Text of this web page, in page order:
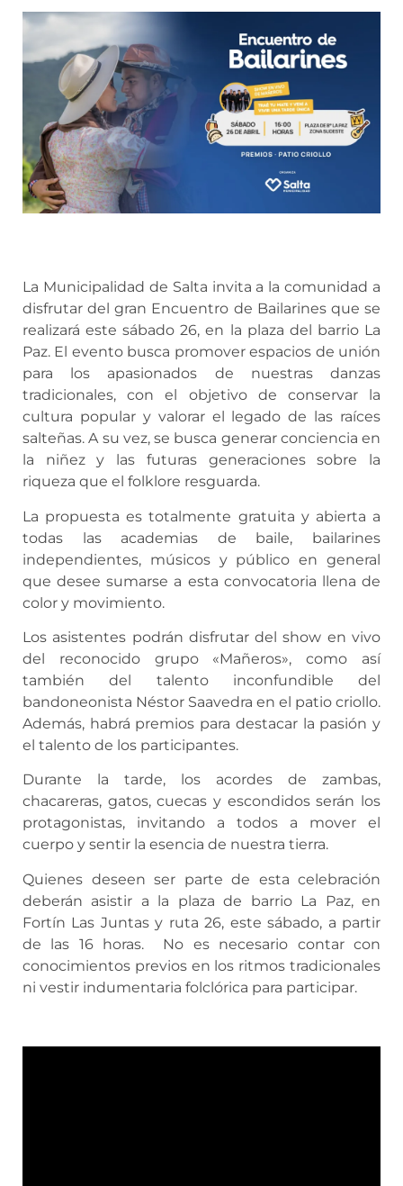
La Municipalidad de Salta invita a la comunidad a
disfrutar del gran Encuentro de Bailarines que se
realizará este sábado 26, en la plaza del barrio La
Paz. El evento busca promover espacios de unión
para los apasionados de nuestras danzas
tradicionales, con el objetivo de conservar la
cultura popular y valorar el legado de las raíces
salteñas. A su vez, se busca generar conciencia en
la niñez y las futuras generaciones sobre la
riqueza que el folklore resguarda.
La propuesta es totalmente gratuita y abierta a
todas las academias de baile, bailarines
independientes, músicos y público en general
que desee sumarse a esta convocatoria llena de
color y movimiento.
Los asistentes podrán disfrutar del show en vivo
del reconocido grupo «Mañeros», como así
también del talento inconfundible del
bandoneonista Néstor Saavedra en el patio criollo.
Además, habrá premios para destacar la pasión y
el talento de los participantes.
Durante la tarde, los acordes de zambas,
chacareras, gatos, cuecas y escondidos serán los
protagonistas, invitando a todos a mover el
cuerpo y sentir la esencia de nuestra tierra.
Quienes deseen ser parte de esta celebración
deberán asistir a la plaza de barrio La Paz, en
Fortín Las Juntas y ruta 26, este sábado, a partir
de las 16 horas. No es necesario contar con
conocimientos previos en los ritmos tradicionales
ni vestir indumentaria folclórica para participar.